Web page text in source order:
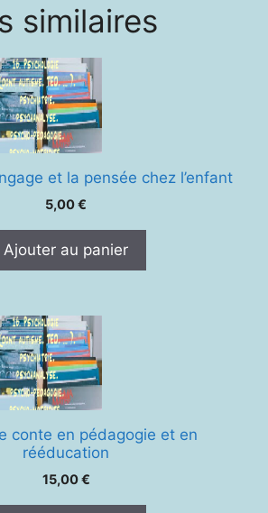
similaires
et la pensée chez l’enfant
5,00€
Ajouter au panier
conte en pédagogie et en
rééducation
15,00€